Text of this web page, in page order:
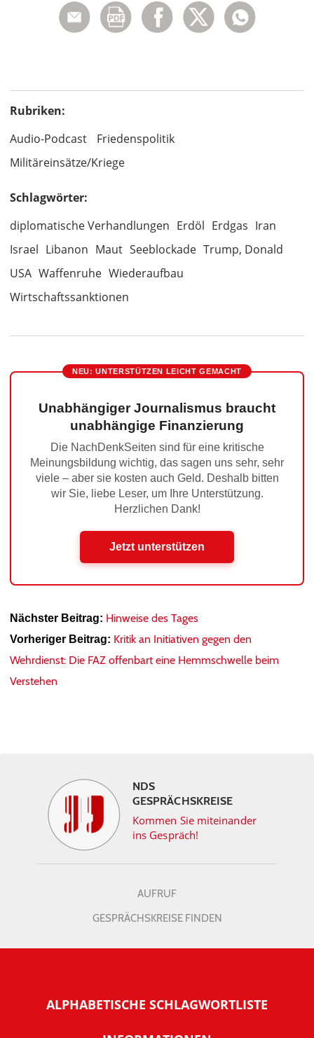
Rubriken:
Audio-Podcast
Friedenspolitik
Militäreinsätze/Kriege
Schlagwörter:
diplomatische Verhandlungen Erdöl Erdgas Iran
Israel Libanon Maut Seeblockade Trump, Donald
USA Waffenruhe Wiederaufbau
Wirtschaftssanktionen
NEU: UNTERSTÜTZEN LEICHT GEMACHT
Unabhängiger Journalismus braucht
unabhängige Finanzierung
Die NachDenkSeiten sind für eine kritische
Meinungsbildung wichtig, das sagen uns sehr, sehr
viele – aber sie kosten auch Geld. Deshalb bitten
wir Sie, liebe Leser, um Ihre Unterstützung.
Herzlichen Dank!
Jetzt unterstützen
Nächster Beitrag: Hinweise des Tages
Vorheriger Beitrag: Kritik an Initiativen gegen den
Wehrdienst: Die FAZ offenbart eine Hemmschwelle beim
Verstehen
NDS
GESPRÄCHSKREISE
Kommen Sie miteinander
ins Gespräch!
AUFRUF
GESPRÄCHSKREISE FINDEN
ALPHABETISCHE SCHLAGWORTLISTE